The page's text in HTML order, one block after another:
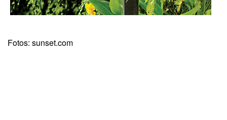
Fotos: sunset.com